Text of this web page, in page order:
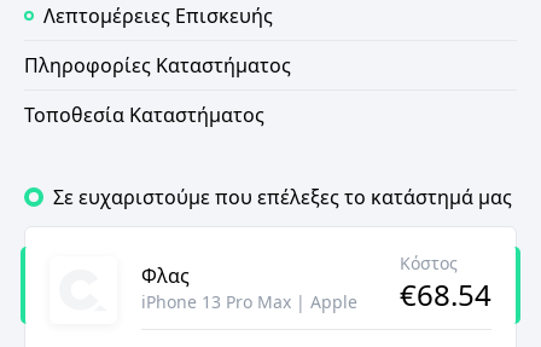
Λεπτομέρειες Επισκευής
Πληροφορίες Καταστήματος
Τοποθεσία Καταστήματος
Σε ευχαριστούμε που επέλεξες το κατάστημά μας
Φλας
iPhone 13 Pro Max | Apple
Κόστος
€68.54